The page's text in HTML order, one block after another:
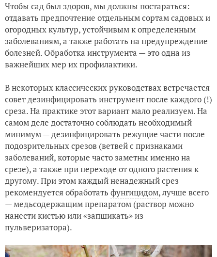
Чтобы сад был здоров, мы должны постараться:
отдавать предпочтение отдельным сортам садовых и
огородных культур, устойчивым к определенным
заболеваниям, а также работать на предупреждение
болезней. Обработка инструмента — это одна из
важнейших мер их профилактики.
В некоторых классических руководствах встречается
совет дезинфицировать инструмент после каждого (!)
среза. На практике этот вариант мало реализуем. На
самом деле достаточно соблюдать необходимый
минимум — дезинфицировать режущие части после
подозрительных срезов (ветвей с признаками
заболеваний, которые часто заметны именно на
срезе), а также при переходе от одного растения к
другому. При этом каждый ненадежный срез
рекомендуется обработать фунгицидом, лучше всего
— медьсодержащим препаратом (раствор можно
нанести кистью или «запшикать» из
пульверизатора).